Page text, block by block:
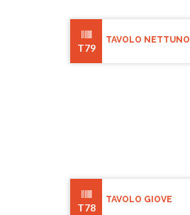
T79
TAVOLO NETTUNO
T78
TAVOLO GIOVE